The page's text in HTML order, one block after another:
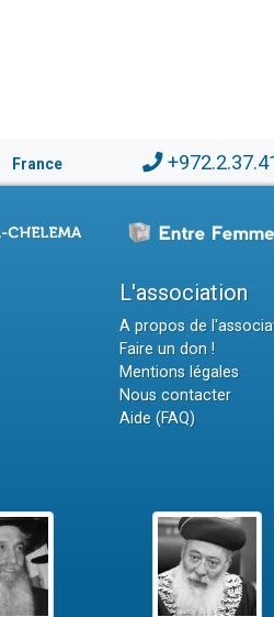
France
L'association
A propos de
Faire un don !
Mentions légales
Nous contacter
Aide (FAQ)